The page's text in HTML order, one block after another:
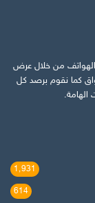
الهواتف من خلال عرض
كما نقوم برصد كل
الهامة.
1٬931
614